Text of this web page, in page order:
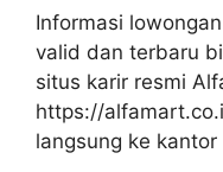
Informasi
valid dan terbaru
situs karir resmi
https://
langsung ke